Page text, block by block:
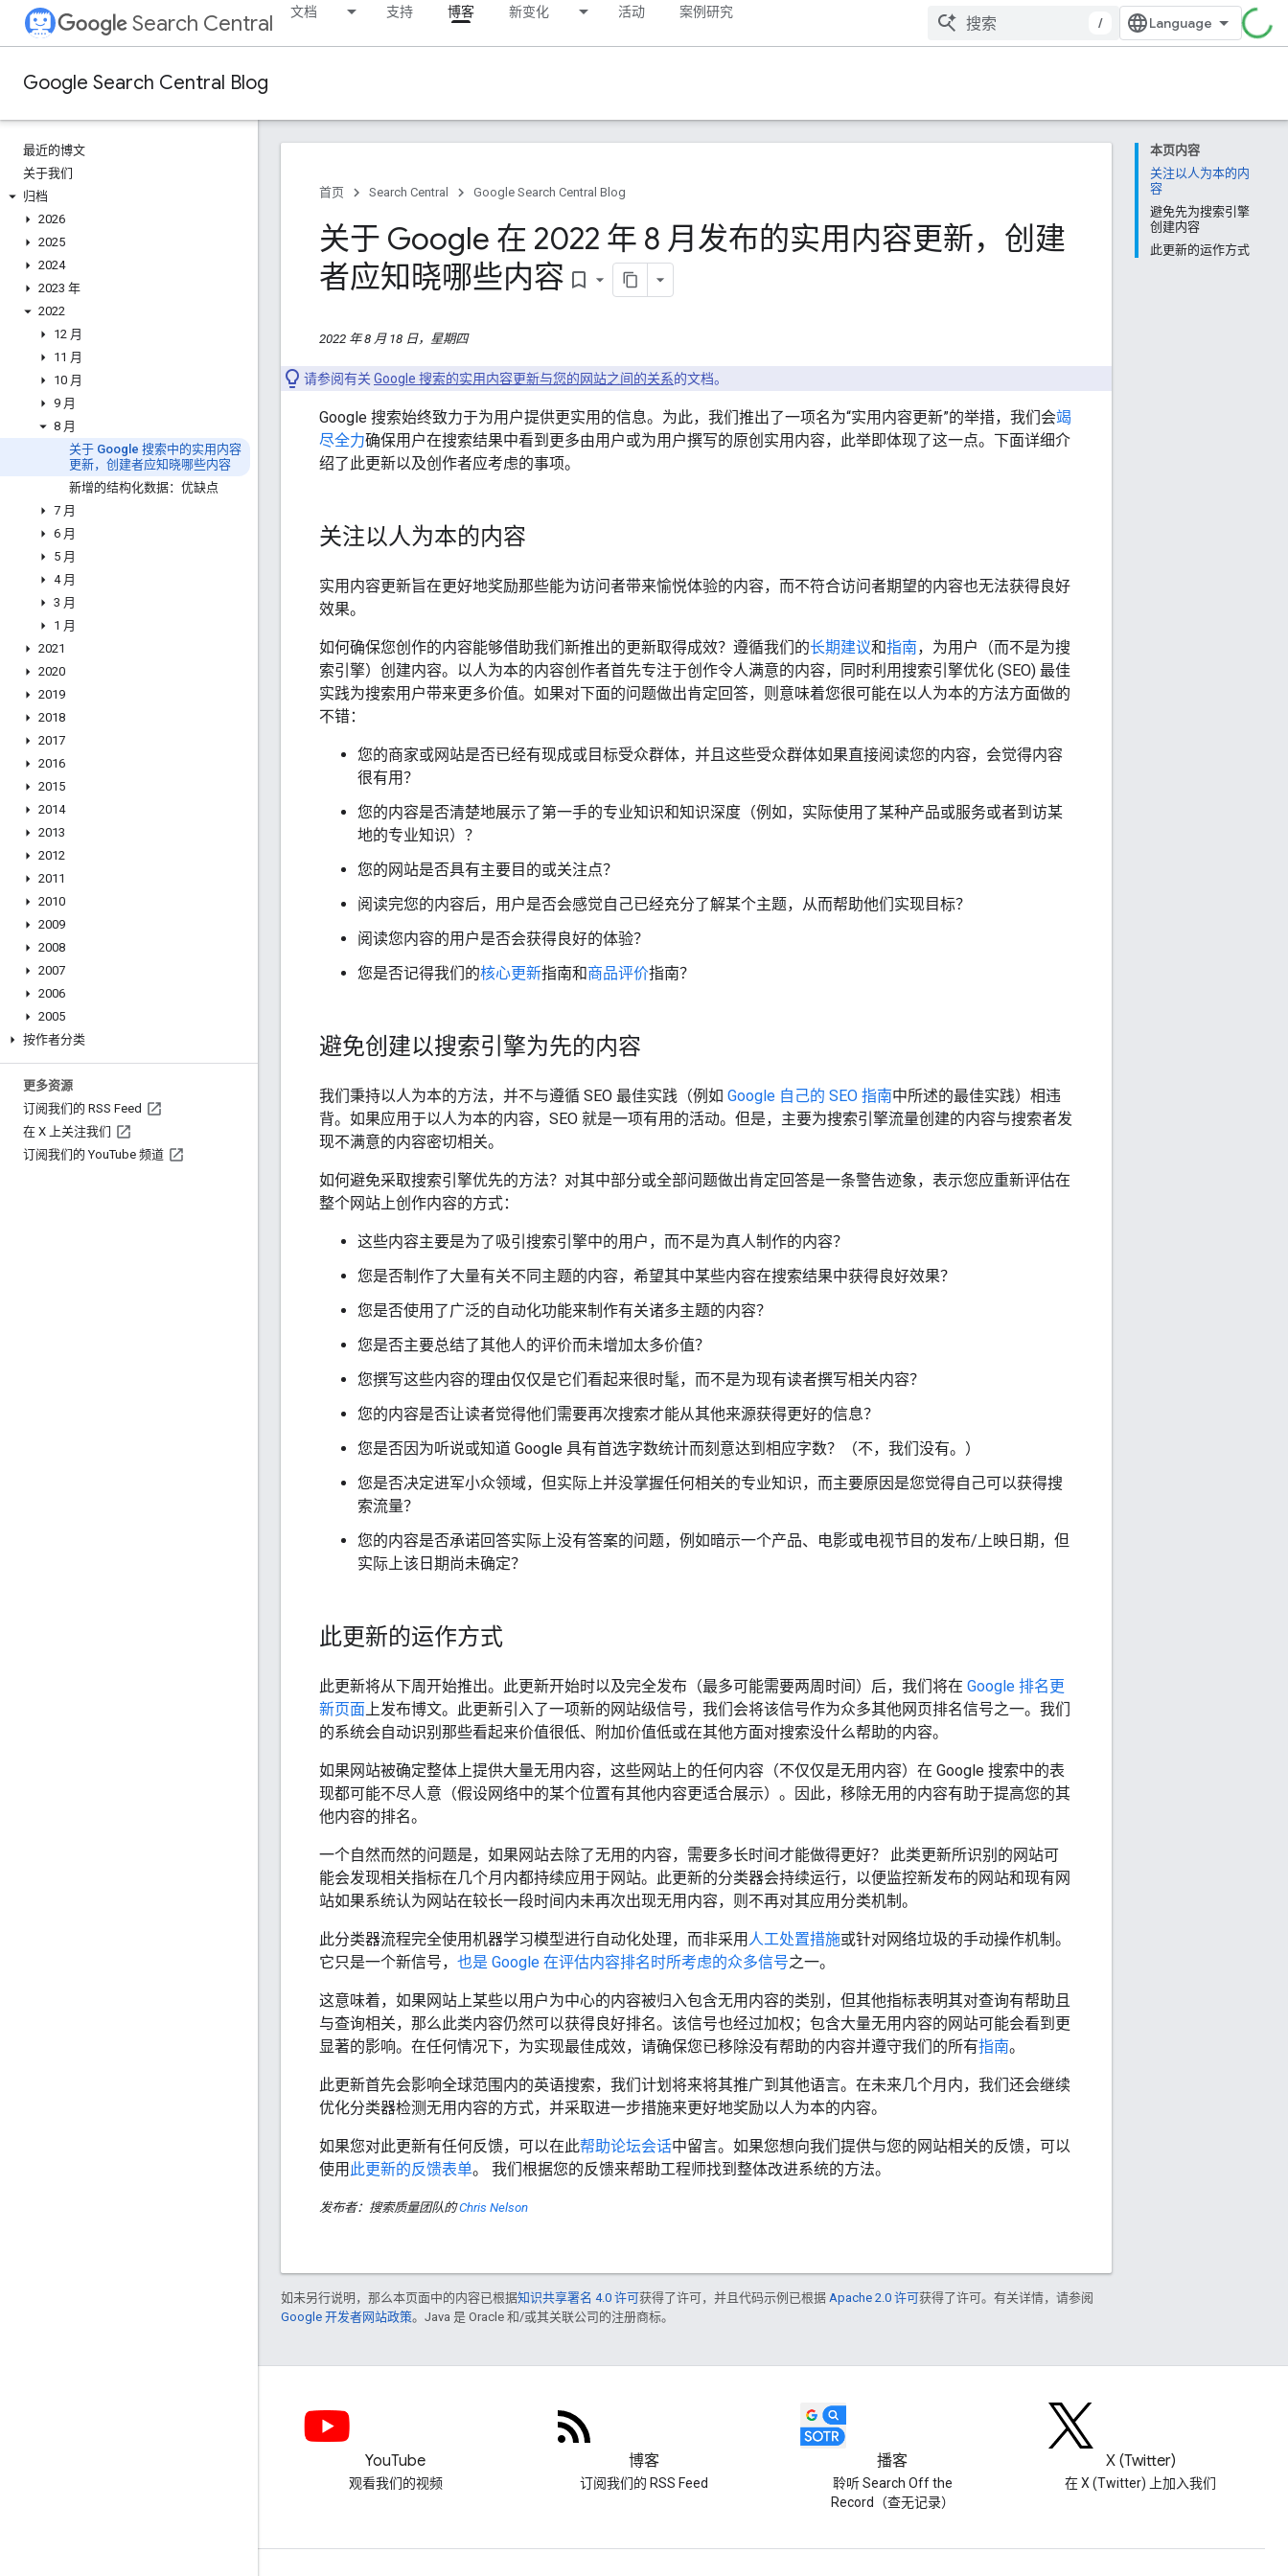
Search Central 文档 支持 博客 新变化 活动 案例研究
/
Google Search Central Blog
最近的博文
关于我们
归档
2026
2025
2024
2023 年
2022
12 月
11 月
10 月
9 月
8 月
关于 Google 搜索中的实用内容
更新，创建者应知晓哪些内容
新增的结构化数据：优缺点
7 月
6 月
5 月
4 月
3 月
1 月
2021
2020
2019
2018
2017
2016
2015
2014
2013
2012
2011
2010
2009
2008
2007
2006
2005
按作者分类
更多资源
订阅我们的 RSS Feed
在 X 上关注我们
订阅我们的 YouTube 频道
本页内容
关注以人为本的内
容
避免先为搜索引擎
创建内容
此更新的运作方式
首页 Search Central Google Search Central Blog
关于 Google 在 2022 年 8 月发布的实用内容更新，创建
者应知晓哪些内容 bookmark_border
2022 年 8 月 18 日，星期四
请参阅有关 Google 搜索的实用内容更新与您的网站之间的关系的文档。
Google 搜索始终致力于为用户提供更实用的信息。为此，我们推出了一项名为“实用内容更新”的举措，我们会竭
尽全力确保用户在搜索结果中看到更多由用户或为用户撰写的原创实用内容，此举即体现了这一点。下面详细介
绍了此更新以及创作者应考虑的事项。
关注以人为本的内容
实用内容更新旨在更好地奖励那些能为访问者带来愉悦体验的内容，而不符合访问者期望的内容也无法获得良好
效果。
如何确保您创作的内容能够借助我们新推出的更新取得成效？遵循我们的长期建议和指南，为用户（而不是为搜
索引擎）创建内容。以人为本的内容创作者首先专注于创作令人满意的内容，同时利用搜索引擎优化 (SEO) 最佳
实践为搜索用户带来更多价值。如果对下面的问题做出肯定回答，则意味着您很可能在以人为本的方法方面做的
不错：
您的商家或网站是否已经有现成或目标受众群体，并且这些受众群体如果直接阅读您的内容，会觉得内容
很有用？
您的内容是否清楚地展示了第一手的专业知识和知识深度（例如，实际使用了某种产品或服务或者到访某
地的专业知识）？
您的网站是否具有主要目的或关注点？
阅读完您的内容后，用户是否会感觉自己已经充分了解某个主题，从而帮助他们实现目标？
阅读您内容的用户是否会获得良好的体验？
您是否记得我们的核心更新指南和商品评价指南？
避免创建以搜索引擎为先的内容
我们秉持以人为本的方法，并不与遵循 SEO 最佳实践（例如 Google 自己的 SEO 指南中所述的最佳实践）相违
背。如果应用于以人为本的内容，SEO 就是一项有用的活动。但是，主要为搜索引擎流量创建的内容与搜索者发
现不满意的内容密切相关。
如何避免采取搜索引擎优先的方法？对其中部分或全部问题做出肯定回答是一条警告迹象，表示您应重新评估在
整个网站上创作内容的方式：
这些内容主要是为了吸引搜索引擎中的用户，而不是为真人制作的内容？
您是否制作了大量有关不同主题的内容，希望其中某些内容在搜索结果中获得良好效果？
您是否使用了广泛的自动化功能来制作有关诸多主题的内容？
您是否主要总结了其他人的评价而未增加太多价值？
您撰写这些内容的理由仅仅是它们看起来很时髦，而不是为现有读者撰写相关内容？
您的内容是否让读者觉得他们需要再次搜索才能从其他来源获得更好的信息？
您是否因为听说或知道 Google 具有首选字数统计而刻意达到相应字数？（不，我们没有。）
您是否决定进军小众领域，但实际上并没掌握任何相关的专业知识，而主要原因是您觉得自己可以获得搜
索流量？
您的内容是否承诺回答实际上没有答案的问题，例如暗示一个产品、电影或电视节目的发布/上映日期，但
实际上该日期尚未确定？
此更新的运作方式
此更新将从下周开始推出。此更新开始时以及完全发布（最多可能需要两周时间）后，我们将在 Google 排名更
新页面上发布博文。此更新引入了一项新的网站级信号，我们会将该信号作为众多其他网页排名信号之一。我们
的系统会自动识别那些看起来价值很低、附加价值低或在其他方面对搜索没什么帮助的内容。
如果网站被确定整体上提供大量无用内容，这些网站上的任何内容（不仅仅是无用内容）在 Google 搜索中的表
现都可能不尽人意（假设网络中的某个位置有其他内容更适合展示）。因此，移除无用的内容有助于提高您的其
他内容的排名。
一个自然而然的问题是，如果网站去除了无用的内容，需要多长时间才能做得更好？ 此类更新所识别的网站可
能会发现相关指标在几个月内都持续应用于网站。此更新的分类器会持续运行，以便监控新发布的网站和现有网
站如果系统认为网站在较长一段时间内未再次出现无用内容，则不再对其应用分类机制。
此分类器流程完全使用机器学习模型进行自动化处理，而非采用 人工处置措施或针对网络垃圾的手动操作机制。
它只是一个新信号， 也是 Google 在评估内容排名时所考虑的众多信号之一。
这意味着，如果网站上某些以用户为中心的内容被归入包含无用内容的类别，但其他指标表明其对查询有帮助且
与查询相关，那么此类内容仍然可以获得良好排名。该信号也经过加权；包含大量无用内容的网站可能会看到更
显著的影响。在任何情况下，为实现最佳成效，请确保您已移除没有帮助的内容并遵守我们的所有指南。
此更新首先会影响全球范围内的英语搜索，我们计划将来将其推广到其他语言。在未来几个月内，我们还会继续
优化分类器检测无用内容的方式，并采取进一步措施来更好地奖励以人为本的内容。
如果您对此更新有任何反馈，可以在此帮助论坛会话中留言。如果您想向我们提供与您的网站相关的反馈，可以
使用 此更新的反馈表单。 我们根据您的反馈来帮助工程师找到整体改进系统的方法。
发布者：搜索质量团队的Chris Nelson
如未另行说明，那么本页面中的内容已根据知识共享署名 4.0 许可获得了许可，并且代码示例已根据 Apache 2.0 许可获得了许可。有关详情，请参阅
Google 开发者网站政策。Java 是 Oracle 和/或其关联公司的注册商标。
YouTube
观看我们的视频
博客
订阅我们的 RSS Feed
播客
聆听 Search Off the
Record（查无记录）
X (Twitter)
在 X (Twitter) 上加入我们